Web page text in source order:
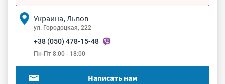
Украина, Львов
ул. Городоцкая, 222
+38 (050) 478-15-48
Пн-Пт 8:00 - 18:00
Написать нам